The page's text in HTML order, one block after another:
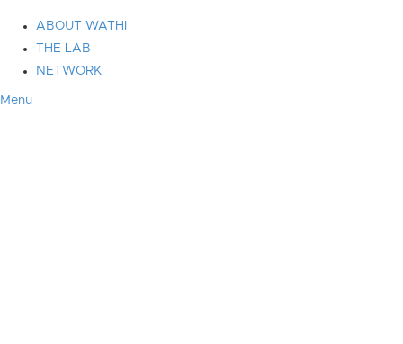
ABOUT WATHI
THE LAB
NETWORK
Menu